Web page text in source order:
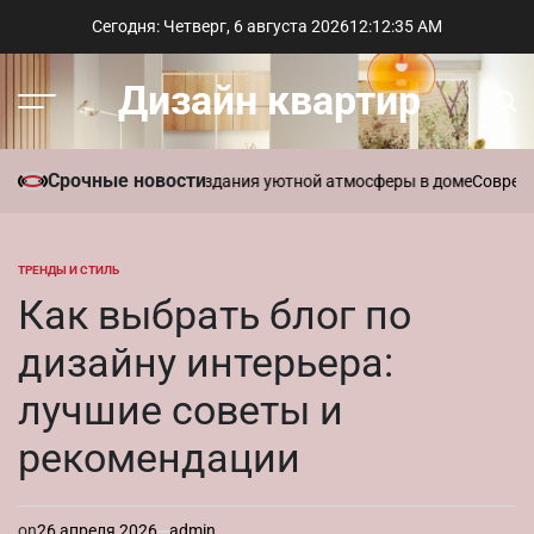
Сегодня: Четверг, 6 августа 202612:12:36AM
Меню Дизайн квартир
Срочные новости
ароматы для создания уютной атмосферы в домеСовременный
ОПУБЛИКОВАНО
ТРЕНДЫ И СТИЛЬ
Как выбрать блог по
дизайну интерьера:
лучшие советы и
рекомендации